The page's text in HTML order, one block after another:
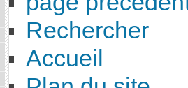
Rechercher
Accueil